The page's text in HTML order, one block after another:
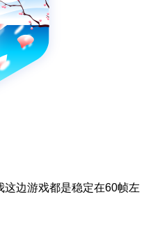
这边游戏都是稳定在60帧左